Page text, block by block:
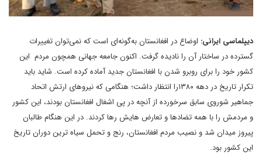
دیپلماسی ایرانی: اوضاع در افغانستان به‌گونه‌ای است که نمی‌توان تغییرات
گسترده در ساختار آن را نادیده گرفت. اکنون جامعه جهانی همچون مردم این
کشور خود را برای روبرو شدن با افغانستان جدید آماده کرده است. شاید باید
تکرار تاریخ در دهه ۱۳۸۰را انتظار داشت؛ هنگامی که نیروهای ارتش اتحاد
جماهیر شوروی سابق سرخورده از آنچه در پی اشغال افغانستان بودند، این کشور
و مردمش را با همه تضادها و تعارض هایش رها کردند. در این هنگام طالبان
پیروز میدان شد و نصیب مردم افغانستان، رنج و تحمل سیاه ترین دوران تاریخ
این کشور بود.